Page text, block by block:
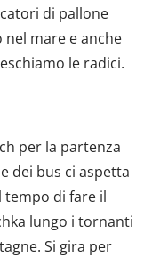
di pallone
mare e anche
le radici.
per la partenza
dei bus ci aspetta
tempo di fare il
lungo i tornanti
Si gira per